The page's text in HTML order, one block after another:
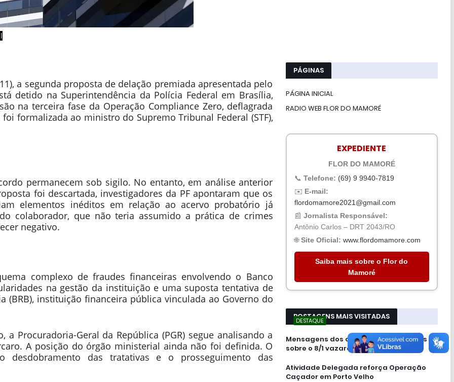
a segunda proposta de delação premiada apresentada pelo
detido na Superintendência da Polícia Federal em Brasília,
na terceira fase da Operação Compliance Zero, deflagrada
formalizada ao ministro do Supremo Tribunal Federal (STF),
permanecem sob sigilo. No entanto, em análise anterior
foi descartada, investigadores da PF apontaram que os
elementos inéditos em relação ao acervo probatório já
colaborador, que não teria assumido a prática de crimes
negativo.
complexo de fraudes financeiras envolvendo o Banco
na gestão da instituição e uma suposta tentativa de
(BRB), instituição financeira pública vinculada ao Governo do
Procuradoria-Geral da República (PGR) segue analisando a
A posição do órgão ministerial ainda não foi definida. O
desdobramento das tratativas e o prosseguimento das
PÁGINAS
PÁGINA INICIAL
RADIO WEB FLOR DO MAMORÉ
EXPEDIENTE
FLOR DO MAMORÉ
📞 Telefone: (69) 9 9940-7819
✉️ E-mail:
flordomamore2021@gmail.com
📰 Jornalista Responsável:
Antônio Carlos – DRT 2043/RO
🌐Site Oficial: www.flordomamore.com
Saiba mais sobre o Flor do
Mamoré
POSTAGENS MAIS VISITADAS
DESTAQUE
Mensagens dos assessores de Moraes
sobre o 8/1 vazaram; leia
Atividade Delegada reforça Operação
Caçador em Porto Velho